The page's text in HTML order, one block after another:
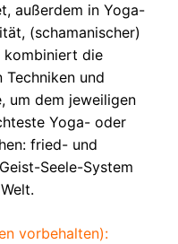
außerdem in Yoga-
(schamanischer)
kombiniert die
und
um dem jeweiligen
Yoga- oder
fried- und
Seele-System
vorbehalten):